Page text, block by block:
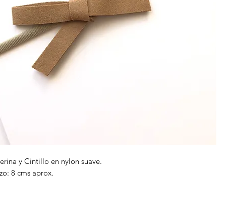
y Cintillo en nylon suave.
8 cms aprox.